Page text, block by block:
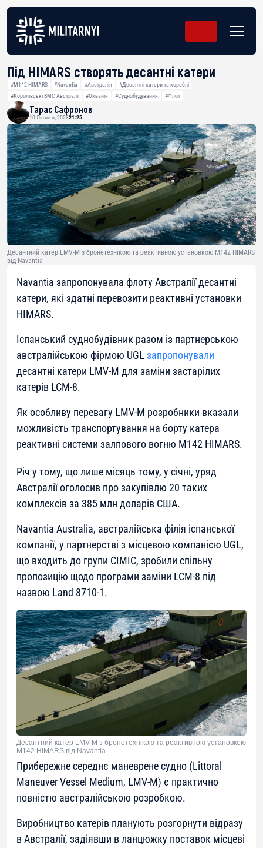
Під HIMARS створять десантні катери
#M142 HIMARS #Navantia #Австралія
#Десантні катери та кораблі
#Королівські ВМС Австралії
#Океанія #Суднобудування #Флот
Тарас Сафронов
10 Лютого, 202321:25
Десантний катер LMV-M з бронетехнікою та реактивною установкою М142 HIMARS
від Navantia
Navantia запропонувала флоту Австралії десантні
катери, які здатні перевозити реактивні установки
HIMARS.
Іспанський суднобудівник разом із партнерською
австралійською фірмою UGL запропонували
десантні катери LMV-M для заміни застарілих
катерів LCM-8.
Як особливу перевагу LMV-M розробники вказали
можливість транспортування на борту катера
реактивні системи залпового вогню М142 HIMARS.
Річ у тому, що лише місяць тому, у січні, уряд
Австралії оголосив про закупівлю 20 таких
комплексів за 385 млн доларів США.
Navantia Australia, австралійська філія іспанської
компанії, у партнерстві з місцевою компанією UGL,
що входить до групи CIMIC, зробили спільну
пропозицію щодо програми заміни LCM-8 під
назвою Land 8710-1.
Десантний катер LMV-M з бронетехнікою та реактивною установкою
М142 HIMARS від Navantia
Прибережне середнє маневрене судно (Littoral
Maneuver Vessel Medium, LMV-M) є практично
повністю австралійською розробкою.
Виробництво катерів планують розгорнути відразу
в Австралії, задіявши в ланцюжку поставок місцеві